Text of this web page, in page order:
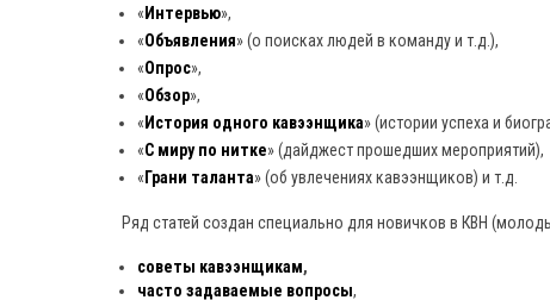
« Интервью»,
«Объявления» (о поисках людей в команду и т.д.),
«Опрос»,
«Обзор»,
« История одного кавээнщика» (истории успеха и
«С миру по нитке» (дайджест прошедших мероприятий),
« Грани таланта» (об увлечениях кавээнщиков) и т.д.
Ряд статей создан специально для новичков в КВН
советы кавээнщикам,
часто задаваемые вопросы,